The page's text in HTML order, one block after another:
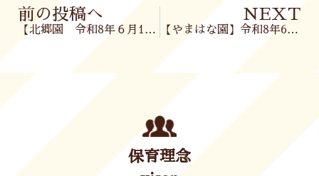
Prev
前の投稿へ
【北郷園 令和8年６月1日(月)】
NEXT
【やまはな園】令和8年6月1日（月）
保育理念